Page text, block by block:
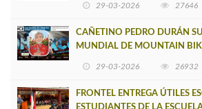
29-03-2026 27646
CAÑETINO PEDRO DURÁN
MUNDIAL DE MOUNTAIN
29-03-2026 26932
FRONTEL ENTREGA ÚTILES
ESTUDIANTES DE LA